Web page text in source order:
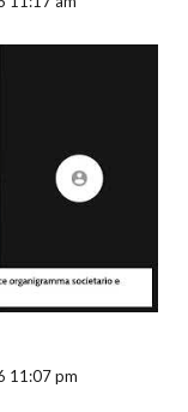
11:07 pm